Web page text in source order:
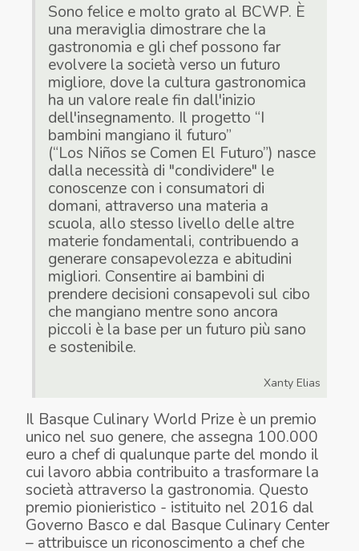
Sono felice e molto grato al BCWP. È
una meraviglia dimostrare che la
gastronomia e gli chef possono far
evolvere la società verso un futuro
migliore, dove la cultura gastronomica
ha un valore reale fin dall'inizio
dell'insegnamento. Il progetto “I
bambini mangiano il futuro”
(“Los Niños se Comen El Futuro”) nasce
dalla necessità di "condividere" le
conoscenze con i consumatori di
domani, attraverso una materia a
scuola, allo stesso livello delle altre
materie fondamentali, contribuendo a
generare consapevolezza e abitudini
migliori. Consentire ai bambini di
prendere decisioni consapevoli sul cibo
che mangiano mentre sono ancora
piccoli è la base per un futuro più sano
e sostenibile.
Xanty Elias
Il Basque Culinary World Prize è un premio
unico nel suo genere, che assegna 100.000
euro a chef di qualunque parte del mondo il
cui lavoro abbia contribuito a trasformare la
società attraverso la gastronomia. Questo
premio pionieristico - istituito nel 2016 dal
Governo Basco e dal Basque Culinary Center
– attribuisce un riconoscimento a chef che